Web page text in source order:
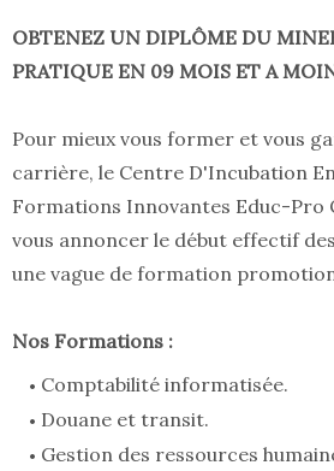
OBTENEZ UN DIPLÔME DU
PRATIQUE EN 09 MOIS ET A
Pour mieux vous former et vous
carrière, le Centre D'Incubation
Formations Innovantes Educ-Pro
vous annoncer le début effectif
une vague de formation
Nos Formations :
Comptabilité informatisée.
Douane et transit.
Gestion des ressources